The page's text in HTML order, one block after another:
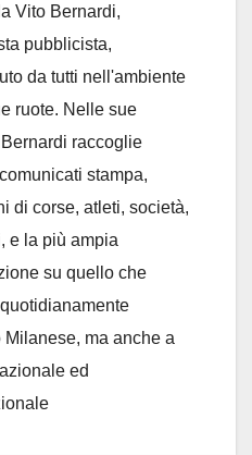
Vito Bernardi,
pubblicista,
da tutti nell'ambiente
ruote. Nelle sue
raccoglie
stampa,
di corse, atleti, società,
e la più ampia
su quello che
Milanese, ma anche a
ed